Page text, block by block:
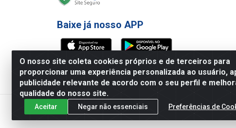
O nosso site coleta cookies próprios e de terceiros para
proporcionar uma experiência personalizada ao usuário,
publicidade relevante de acordo com o seu perfil e
qualidade do nosso site.
Aceitar Negar não essenciais Preferências de
Baixe já nosso APP
Atacadão Econômico - Rua Jose Ferreira